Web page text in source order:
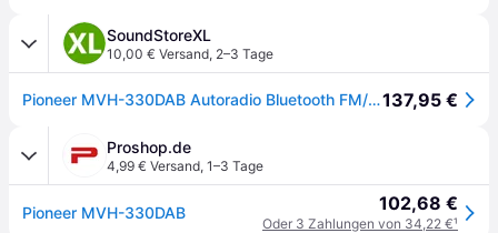
SoundStoreXL
10,00 € Versand, 2–3 Tage
Pioneer MVH-330DAB Autoradio Bluetooth FM/DAB+ Radio137,95 €
Proshop.de
4,99 € Versand, 1–3 Tage
Pioneer MVH-330DAB 102,68 €
Oder 3 Zahlungen von 34,22 €¹